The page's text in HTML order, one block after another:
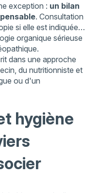
exception : un bilan
. Consultation
si elle est indiquée…
organique sérieuse
dans une approche
du nutritionniste et
ou d'un
hygiène